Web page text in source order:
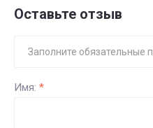
Оставьте отзыв
Заполните обязательные
Имя: *